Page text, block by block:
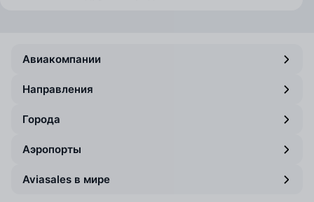
Авиакомпании
Направления
Города
Аэропорты
Aviasales в мире